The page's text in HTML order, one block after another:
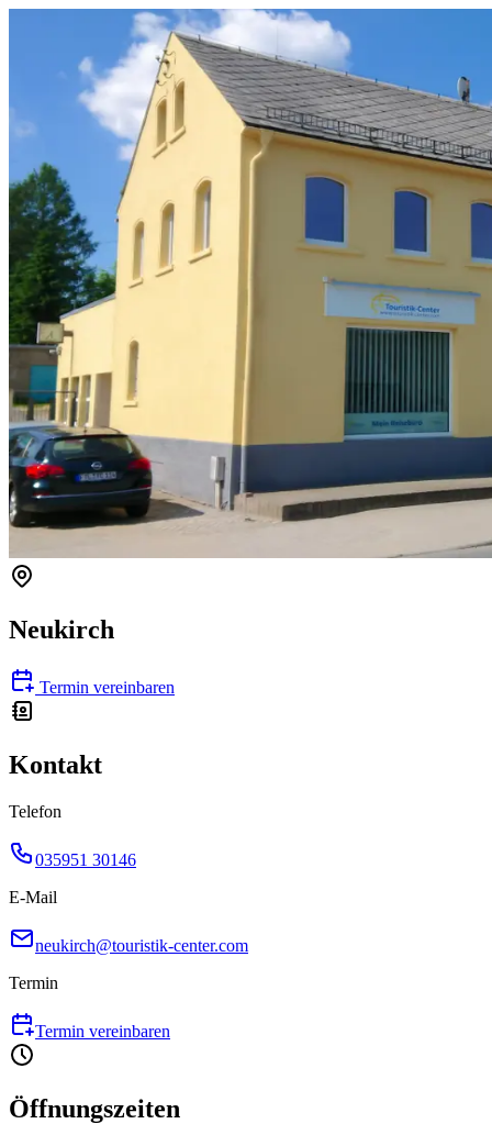
Neukirch
Termin vereinbaren
Kontakt
Telefon
035951 30146
E-Mail
neukirch@touristik-center.com
Termin
Termin vereinbaren
Öffnungszeiten